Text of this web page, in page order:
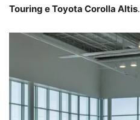
Touring e Toyota Corolla Altis.